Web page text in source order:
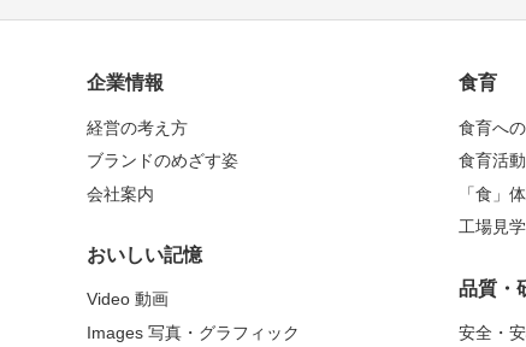
企業情報
経営の考え方
ブランドのめざす姿
会社案内
おいしい記憶
Video 動画
Images 写真・グラフィック
食育
食育へ
食育活動
「食」
工場見学
品質・
安全・